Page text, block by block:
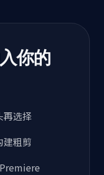
你的
再选择
建粗剪